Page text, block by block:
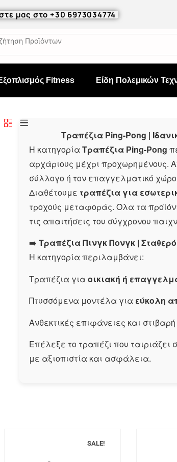
μας στο +30 6973034774
Fitness Είδη Πολεμικών
Τραπέζια Ping-Pong |
Η κατηγορία Τραπέζια Ping-Pong
αρχάριους μέχρι προχωρημένους.
σύλλογο ή τον επαγγελματικό
Διαθέτουμε τραπέζια για
τροχούς μεταφοράς. Όλα τα
τις απαιτήσεις του σύγχρονου
➡️ Τραπέζια Πινγκ Πονγκ |
Η κατηγορία περιλαμβάνει:
Τραπέζια για οικιακή ή
Πτυσσόμενα μοντέλα για εύκολη
Ανθεκτικές επιφάνειες και
Επέλεξε το τραπέζι που
με αξιοπιστία και ασφάλεια.
SALE!